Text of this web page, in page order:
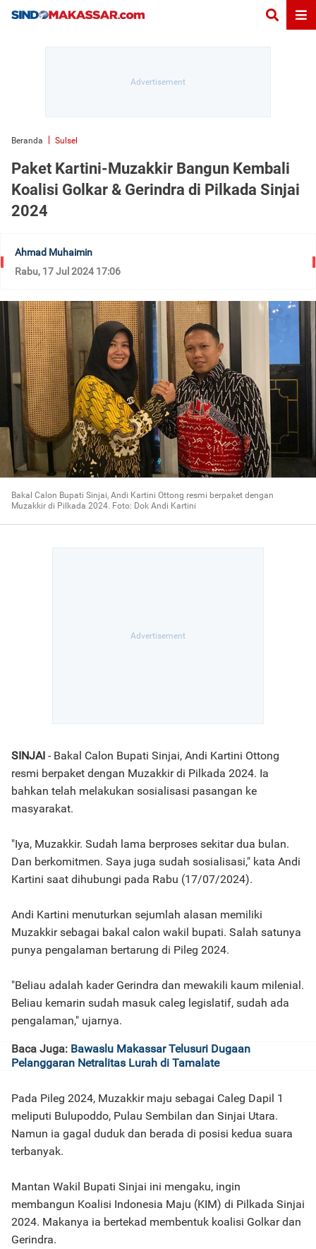
Beranda Sulsel
Paket Kartini-Muzakkir Bangun Kembali
Koalisi Golkar & Gerindra di Pilkada Sinjai
2024
Ahmad Muhaimin
Rabu, 17 Jul 2024 17:06
Bakal Calon Bupati Sinjai, Andi Kartini Ottong resmi berpaket dengan
Muzakkir di Pilkada 2024. Foto: Dok Andi Kartini
SINJAI - Bakal Calon Bupati Sinjai, Andi Kartini Ottong
resmi berpaket dengan Muzakkir di Pilkada 2024. Ia
bahkan telah melakukan sosialisasi pasangan ke
masyarakat.
"Iya, Muzakkir. Sudah lama berproses sekitar dua bulan.
Dan berkomitmen. Saya juga sudah sosialisasi," kata Andi
Kartini saat dihubungi pada Rabu (17/07/2024).
Andi Kartini menuturkan sejumlah alasan memiliki
Muzakkir sebagai bakal calon wakil bupati. Salah satunya
punya pengalaman bertarung di Pileg 2024.
"Beliau adalah kader Gerindra dan mewakili kaum milenial.
Beliau kemarin sudah masuk caleg legislatif, sudah ada
pengalaman," ujarnya.
Baca Juga: Bawaslu Makassar Telusuri Dugaan
Pelanggaran Netralitas Lurah di Tamalate
Pada Pileg 2024, Muzakkir maju sebagai Caleg Dapil 1
meliputi Bulupoddo, Pulau Sembilan dan Sinjai Utara.
Namun ia gagal duduk dan berada di posisi kedua suara
terbanyak.
Mantan Wakil Bupati Sinjai ini mengaku, ingin
membangun Koalisi Indonesia Maju (KIM) di Pilkada Sinjai
2024. Makanya ia bertekad membentuk koalisi Golkar dan
Gerindra.